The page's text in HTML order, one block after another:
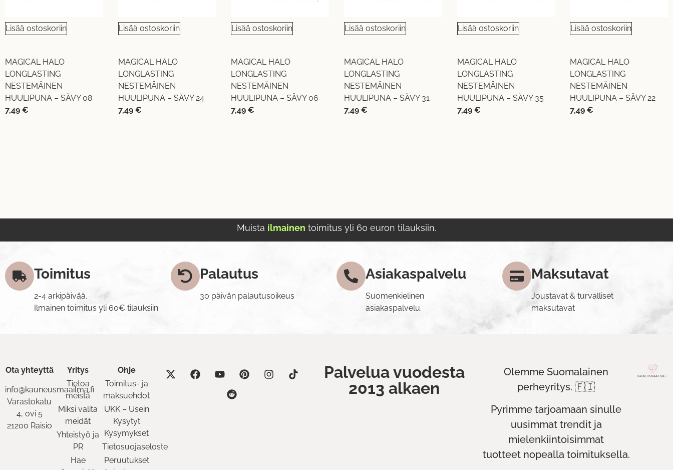
Lisää ostoskoriin
MAGICAL HALO
LONGLASTING
NESTEMÄINEN
HUULIPUNA – SÄVY 08
7,49 €
Lisää ostoskoriin
MAGICAL HALO
LONGLASTING
NESTEMÄINEN
HUULIPUNA – SÄVY 24
7,49 €
Lisää ostoskoriin
MAGICAL HALO
LONGLASTING
NESTEMÄINEN
HUULIPUNA – SÄVY 06
7,49€
Lisää ostoskoriin
MAGICAL HALO
LONGLASTING
NESTEMÄINEN
HUULIPUNA – SÄVY 31
7,49 €
Lisää ostoskoriin
MAGICAL HALO
LONGLASTING
NESTEMÄINEN
HUULIPUNA – SÄVY 35
7,49 €
Lisää ostoskoriin
MAGICAL HALO
LONGLASTING
NESTEMÄINEN
HUULIPUNA – SÄVY 22
7,49€
Muista ilmainen toimitus yli 60 euron tilauksiin.
Toimitus
2-4 arkipäivää.
Ilmainen toimitus yli 60€ tilauksiin.
Palautus
30 päivän palautusoikeus
Asiakaspalvelu
Suomenkielinen
asiakaspalvelu.
Maksutavat
Joustavat & turvalliset
maksutavat
Ota yhteyttä
info@kauneusmaailma.fi
Varastokatu
4, ovi 5
21200 Raisio
Yritys
Tietoa
meistä
Miksi valita
meidät
Yhteistyö ja
PR
Hae
Ohje
Toimitus- ja
maksuehdot
UKK – Usein
Kysytyt
Kysymykset
Tietosuojaseloste
Peruutukset
Palvelua vuodesta
2013 alkaen
Olemme Suomalainen
perheyritys. 🇫🇮
Pyrimme tarjoamaan sinulle
uusimmat trendit ja
mielenkiintoisimmat
tuotteet nopealla toimituksella.